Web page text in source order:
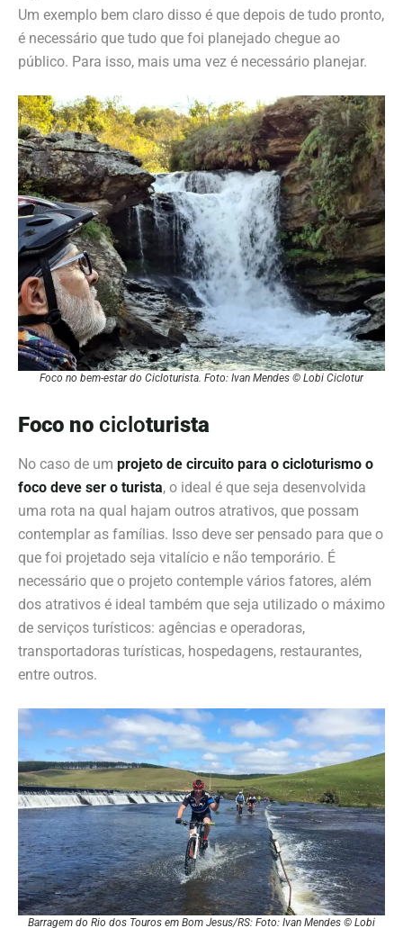
Um exemplo bem claro disso é que depois de tudo pronto,
é necessário que tudo que foi planejado chegue ao
público. Para isso, mais uma vez é necessário planejar.
Foco no bem-estar do Cicloturista. Foto: Ivan Mendes © Lobi Ciclotur
Foco no cicloturista
No caso de um projeto de circuito para o cicloturismo o
foco deve ser o turista, o ideal é que seja desenvolvida
uma rota na qual hajam outros atrativos, que possam
contemplar as famílias. Isso deve ser pensado para que o
que foi projetado seja vitalício e não temporário. É
necessário que o projeto contemple vários fatores, além
dos atrativos é ideal também que seja utilizado o máximo
de serviços turísticos: agências e operadoras,
transportadoras turísticas, hospedagens, restaurantes,
entre outros.
Barragem do Rio dos Touros em Bom Jesus/RS: Foto: Ivan Mendes © Lobi